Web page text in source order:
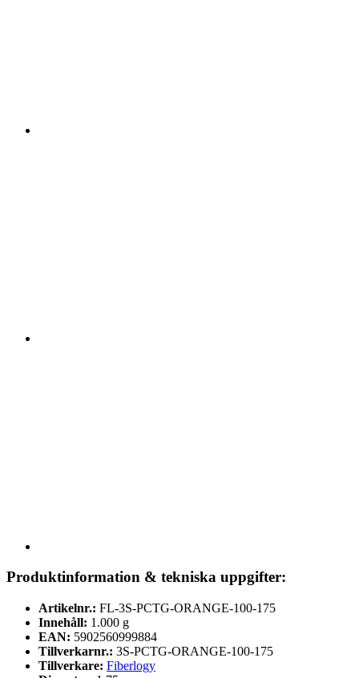
Produktinformation & tekniska uppgifter:
Artikelnr.: FL-3S-PCTG-ORANGE-100-175
Innehåll: 1.000 g
EAN: 5902560999884
Tillverkarnr.: 3S-PCTG-ORANGE-100-175
Tillverkare: Fiberlogy